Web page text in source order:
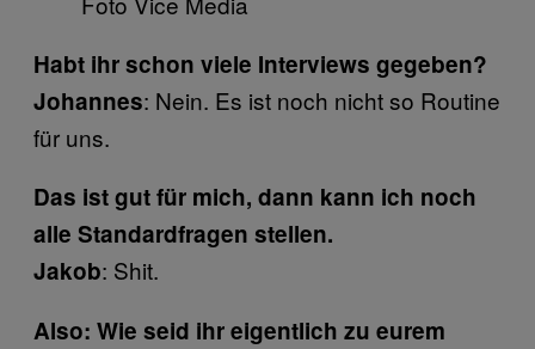
Habt ihr schon viele Interviews gegeben?
Johannes: Nein. Es ist noch nicht so Routine
für uns.
Das ist gut für mich, dann kann ich noch
alle Standardfragen stellen.
Jakob: Shit.
Also: Wie seid ihr eigentlich zu eurem